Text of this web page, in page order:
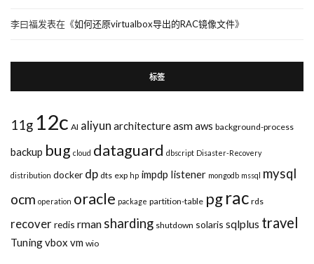
李曰福发表在《如何还原virtualbox导出的RAC镜像文件》
标签
11g 12c AI aliyun architectureasmaws background-process
backup bug cloud dataguard dbscript Disaster-Recovery
distribution docker dp dts exp hp impdp listener mongodb mssql mysql
ocm operation oracle package partition-table pgrac rds
recover redis rman sharding shutdown solaris sqlplus travel
Tuningvbox vm wio